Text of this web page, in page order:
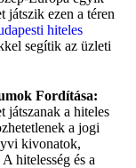
játszik ezen a téren
hiteles
segítik az üzleti
Fordítása:
játszanak a hiteles
a jogi
kivonatok,
hitelesség és a